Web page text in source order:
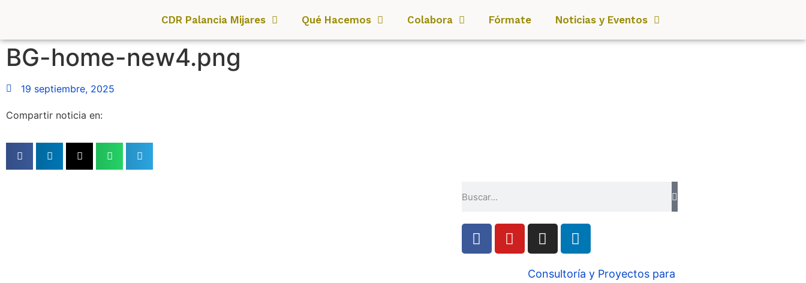
CDR Palancia Mijares Qué Hacemos Colabora Fórmate Noticias y Eventos
BG-home-new4.png
19 septiembre, 2025
Compartir noticia en:
Consultoría y Proyectos para